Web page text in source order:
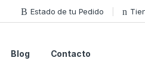
Estado de tu Pedido
Blog Contacto